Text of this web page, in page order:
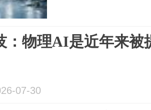
：物理AI是近年来被
07-30